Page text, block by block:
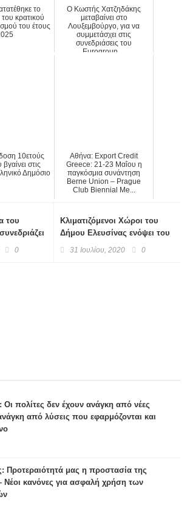
το
κρατικού
του έτους
Ο Κωστής Χατζηδάκης
μεταβαίνει στο
Λουξεμβούργο, για να
συμμετάσχει στις
συνεδριάσεις του
Eurogroup ...
10ετούς
στις
Δημόσιο
Αθήνα: Export Credit
Greece: 21-23 Μαΐου η
παγκόσμια συνάντηση
Berne Union – Prague
Club Biennial Me...
του
0
Κλιματιζόμενοι Χώροι του
Δήμου Ελευσίνας ενόψει του
καύσωνα
31 Ιουλίου, 2020 0
πολίτες δεν έχουν ανάγκη από νέες
από λύσεις που εφαρμόζονται και
Προτεραιότητά μας η προστασία της
κανόνες για ασφαλή χρήση των